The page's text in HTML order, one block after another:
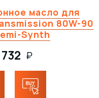
(1)
масло для
80W-90
Synth
₽